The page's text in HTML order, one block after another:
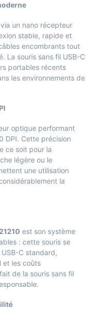
un nano récepteur
stable, rapide et
encombrants tout
La souris sans fil USB-C
portables récents
les environnements de
optique performant
DPI. Cette précision
ce soit pour la
légère ou le
une utilisation
la
est son système
: cette souris se
USB-C standard,
et les coûts
de la souris sans fil